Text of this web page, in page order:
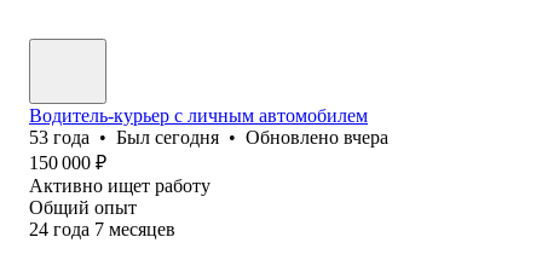
Водитель-курьер с личным автомобилем
53 года • Был сегодня • Обновлено вчера
150 000 ₽
Активно ищет работу
Общий опыт
24 года 7 месяцев